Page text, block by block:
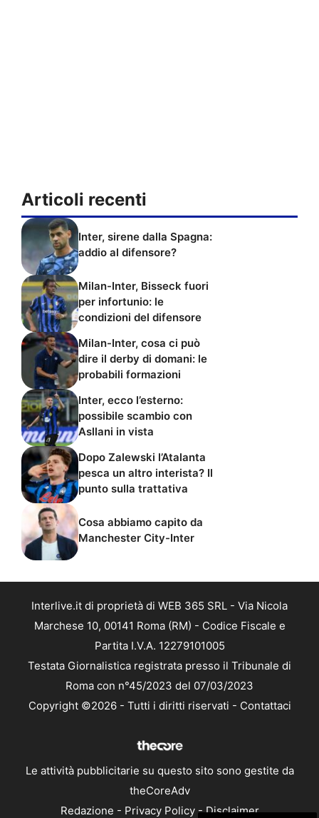
Articoli recenti
Inter, sirene dalla Spagna:
addio al difensore?
Milan-Inter, Bisseck fuori
per infortunio: le
condizioni del difensore
Milan-Inter, cosa ci può
dire il derby di domani: le
probabili formazioni
Inter, ecco l’esterno:
possibile scambio con
Asllani in vista
Dopo Zalewski l’Atalanta
pesca un altro interista? Il
punto sulla trattativa
Cosa abbiamo capito da
Manchester City-Inter
Interlive.it di proprietà di WEB 365 SRL - Via Nicola
Marchese 10, 00141 Roma (RM) - Codice Fiscale e
Partita I.V.A. 12279101005
Testata Giornalistica registrata presso il Tribunale di
Roma con n°45/2023 del 07/03/2023
Copyright ©2026 - Tutti i diritti riservati - Contattaci
Le attività pubblicitarie su questo sito sono gestite da
theCoreAdv
Redazione - Privacy Policy-Disclaimer